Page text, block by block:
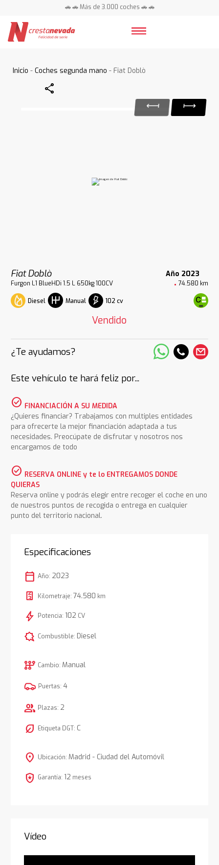
🚗 🚗 Más de 3.000 coches 🚗 🚗
Inicio -Coches segunda mano - Fiat Doblò
Share
Fiat Doblò Año 2023
Furgon L1 BlueHDi 1.5 L 650kg 100CV 74.580 km
Diesel Manual 102 cv
Vendido
¿Te ayudamos?
Este vehículo te hará feliz por...
check_circle FINANCIACIÓN A SU MEDIDA
¿Quieres financiar? Trabajamos con multiples entidades
para ofrecerte la mejor financiación adaptada a tus
necesidades. Preocúpate de disfrutar y nosotros nos
encargamos de todo
check_circle RESERVA ONLINE y te lo ENTREGAMOS DONDE
QUIERAS
Reserva online y podrás elegir entre recoger el coche en uno
de nuestros puntos de recogida o entrega en cualquier
punto del territorio nacional.
Especificaciones
calendar_today Año: 2023
Kilometraje: 74.580 km
bolt Potencia: 102 CV
comic_bubble Combustible: Diesel
auto_transmission Cambio: Manual
Puertas: 4
group Plazas: 2
nest_eco_leaf Etiqueta DGT: C
location_on Ubicación: Madrid - Ciudad del Automóvil
local_police Garantía: 12 meses
Vídeo